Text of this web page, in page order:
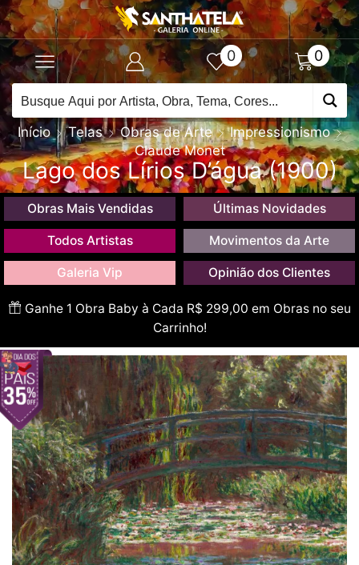
0 0
Início Telas Obras de Arte
Impressionismo
Claude Monet
Lago dos Lírios D’água (1900)
Obras Mais Vendidas Últimas Novidades
Todos Artistas Movimentos da Arte
Galeria Vip Opinião dos Clientes
Ganhe 1 Obra Baby à Cada R$ 299,00 em Obras no seu
Carrinho!